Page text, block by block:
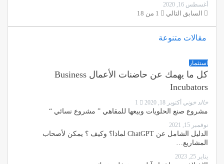
أغسطس 16, 2020
السابق التالي 1 من 18
مقالات متنوعة
استثمار
كل ما يهمك عن حاضنات الأعمال Business
Incubators
خالد خوني أكتوبر 18, 2020
مشروع صنع الحلويات وبيعها للمقاهي ” مشروع نسائي “
نوفمبر 15, 2021
الدليل الشامل عن ChatGPT لماذا؟ وكيف ؟ يمكن لأصحاب
المشاريع…
يناير 25, 2023